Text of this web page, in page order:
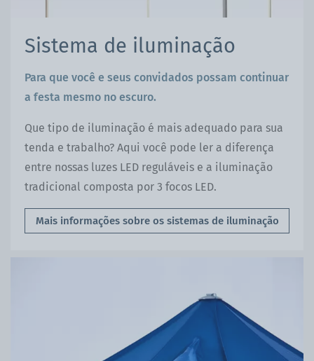
Sistema de iluminação
Para que você e seus convidados possam continuar
a festa mesmo no escuro.
Que tipo de iluminação é mais adequado para sua
tenda e trabalho? Aqui você pode ler a diferença
entre nossas luzes LED reguláveis e a iluminação
tradicional composta por 3 focos LED.
Mais informações sobre os sistemas de iluminação